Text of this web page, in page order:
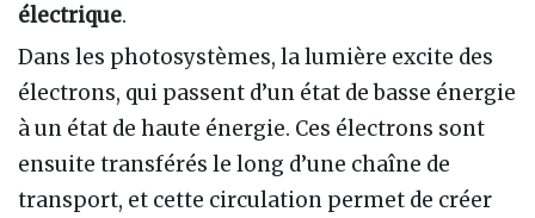
électrique.
Dans les photosystèmes, la lumière excite des
électrons, qui passent d’un état de basse énergie
à un état de haute énergie. Ces électrons sont
ensuite transférés le long d’une chaîne de
transport, et cette circulation permet de créer